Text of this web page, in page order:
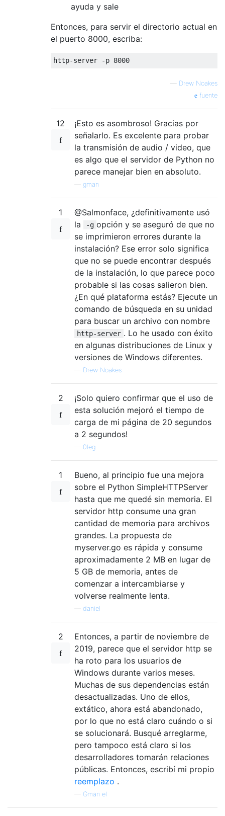
ayuda y sale
Entonces, para servir el directorio actual en
el puerto 8000, escriba:
— Drew Noakes
fuente
12
¡Esto es asombroso! Gracias por
señalarlo. Es excelente para probar
la transmisión de audio / video, que
es algo que el servidor de Python no
parece manejar bien en absoluto.
gman
1
@Salmonface, ¿definitivamente usó
la
-g opción y se aseguró de que no
se imprimieron errores durante la
instalación? Ese error solo significa
que no se puede encontrar después
de la instalación, lo que parece poco
probable si las cosas salieron bien.
¿En qué plataforma estás? Ejecute un
comando de búsqueda en su unidad
para buscar un archivo con nombre
http-server . Lo he usado con éxito
en algunas distribuciones de Linux y
versiones de Windows diferentes.
— Drew Noakes
2
¡Solo quiero confirmar que el uso de
esta solución mejoró el tiempo de
carga de mi página de 20 segundos
a 2 segundos!
— 0leg
1
Bueno, al principio fue una mejora
sobre el Python SimpleHTTPServer
hasta que me quedé sin memoria. El
servidor http consume una gran
cantidad de memoria para archivos
grandes. La propuesta de
myserver.go es rápida y consume
aproximadamente 2 MB en lugar de
5 GB de memoria, antes de
comenzar a intercambiarse y
volverse realmente lenta.
daniel
2
Entonces, a partir de noviembre de
2019, parece que el servidor http se
ha roto para los usuarios de
Windows durante varios meses.
Muchas de sus dependencias están
desactualizadas. Uno de ellos,
extático, ahora está abandonado,
por lo que no está claro cuándo o si
se solucionará. Busqué arreglarme,
pero tampoco está claro si los
desarrolladores tomarán relaciones
públicas. Entonces, escribí mi propio
reemplazo .
— Gman el